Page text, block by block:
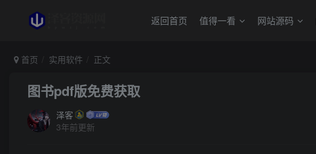
返回首页 值得一看 网站源码
首页 实用软件 正文
图书pdf版免费获取
泽客
3年前更新